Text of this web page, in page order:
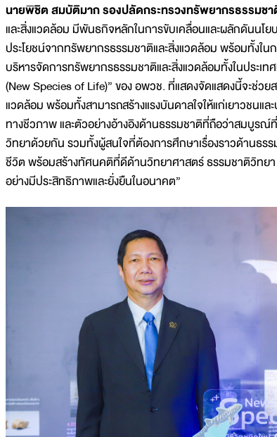
นายพิชิต สมบัติมาก รองปลัดกระทรวงทรัพยากรธรรมชา
และสิ่งแวดล้อม มีพันธกิจหลักในการขับเคลื่อนและผลักดันนโ
ประโยชน์จากทรัพยากรธรรมชาติและสิ่งแวดล้อม พร้อมทั้งใ
บริหารจัดการทรัพยากรธรรมชาติและสิ่งแวดล้อมทั้งในประเ
(New Species of Life)” ของ อพวช. ที่แสดงจัดแสดงนี้จะช่วย
แวดล้อม พร้อมทั้งสามารถสร้างแรงบันดาลใจให้แก่เยาวชน
ทางชีวภาพ และตัวอย่างอ้างอิงด้านธรรมชาติที่ถือว่าสมบูรณ์
วิทยาด้วยกัน รวมทั้งผู้สนใจที่ต้องการศึกษาเรื่องราวด้านธร
ชีวิต พร้อมสร้างทัศนคติที่ดีด้านวิทยาศาสตร์ ธรรมชาติวิทย
อย่างมีประสิทธิภาพและยั่งยืนในอนาคต”